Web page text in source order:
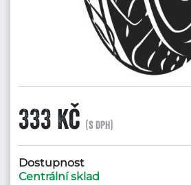
333 Kč (s DPH)
Dostupnost
Centrální sklad